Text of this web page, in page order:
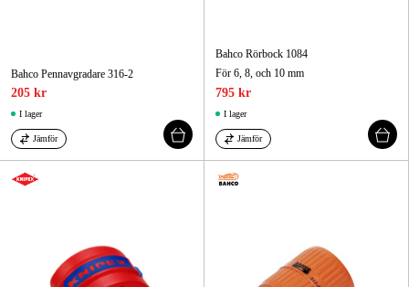
Bahco Pennavgradare 316-2
205 kr
I lager
Jämför
Bahco Rörbock 1084
För 6, 8, och 10 mm
795 kr
I lager
Jämför